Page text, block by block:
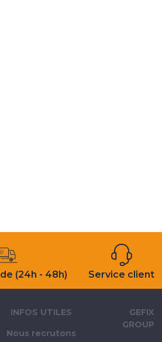
(24h - 48h) Service client
INFOS UTILES
Nous recrutons
GEFIX
GROUP